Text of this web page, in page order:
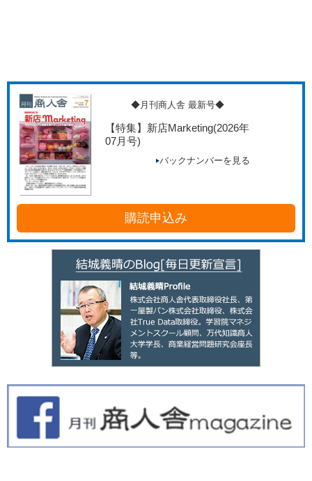
◆月刊商人舎 最新号◆
【特集】新店Marketing(2026年
07月号)
バックナンバーを見る
購読申込み